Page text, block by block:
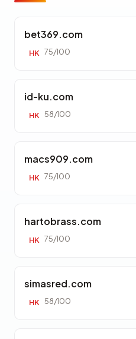
bet369.com
HK 75/100
id-ku.com
HK 58/100
macs909.com
HK 75/100
hartobrass.com
HK 75/100
simasred.com
HK 58/100